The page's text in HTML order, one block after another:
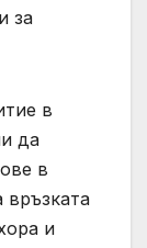
за
в
да
в
връзката
и